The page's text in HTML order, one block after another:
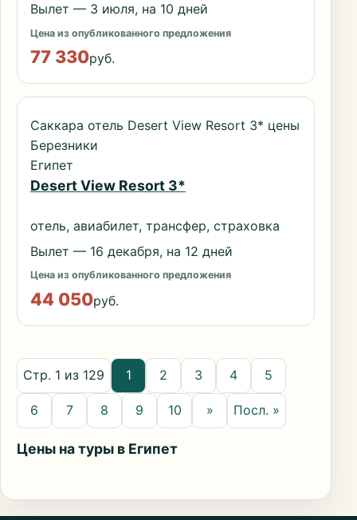
Вылет — 3 июля, на 10 дней
Цена из опубликованного предложения
77 330руб.
Саккара отель Desert View Resort 3* цены
Березники
Египет
Desert View Resort 3*
отель, авиабилет, трансфер, страховка
Вылет — 16 декабря, на 12 дней
Цена из опубликованного предложения
44 050руб.
Стр. 1 из 129 1 2 3 4 5
6 7 8 9 10 » Посл. »
Цены на туры в Египет